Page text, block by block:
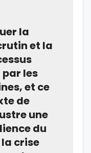
la
et la
les
et ce
de
une
du
crise